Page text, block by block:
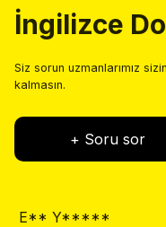
İngilizce
Siz sorun uzmanlarımız
kalmasın.
+ Soru sor
E** Y*****